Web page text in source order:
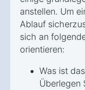
anstellen. Um
Ablauf
sich an
orientieren:
Was ist
Überlegen